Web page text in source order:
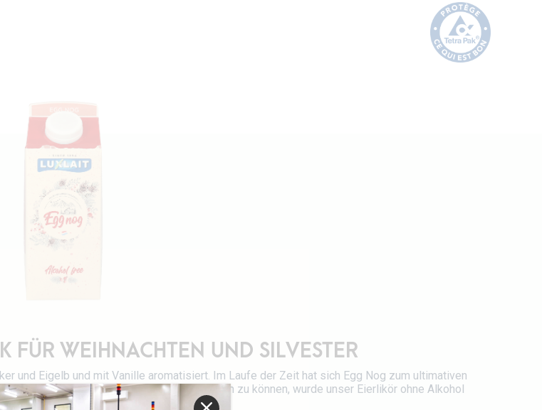
FÜR WEIHNACHTEN UND SILVESTER
und Eigelb und mit Vanille aromatisiert. Im Laufe der Zeit hat sich Egg Nog zum ultimativen
entwickelt. Um es in jedem Alter genießen zu können, wurde unser Eierlikör ohne Alkohol
hergestellt.